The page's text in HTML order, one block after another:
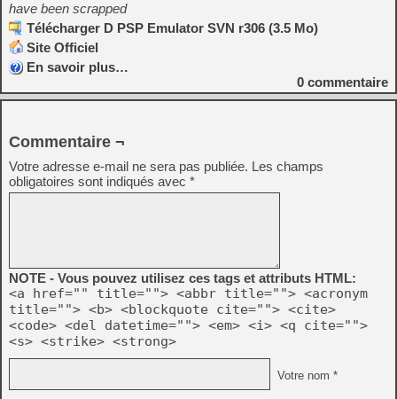
have been scrapped
Télécharger D PSP Emulator SVN r306 (3.5 Mo)
Site Officiel
En savoir plus…
0 commentaire
Commentaire ¬
Votre adresse e-mail ne sera pas publiée. Les champs
obligatoires sont indiqués avec *
NOTE - Vous pouvez utilisez ces tags et attributs HTML:
<a href="" title=""> <abbr title=""> <acronym
title=""> <b> <blockquote cite=""> <cite>
<code> <del datetime=""> <em> <i> <q cite="">
<s> <strike> <strong>
Votre nom *